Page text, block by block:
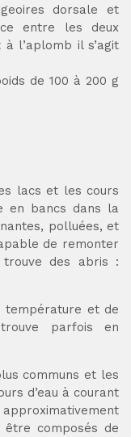
dorsale et
entre les deux
l’aplomb il s’agit
de 100 à 200 g
lacs et les cours
en bancs dans la
polluées, et
de remonter
trouve des abris :
température et de
parfois en
communs et les
d’eau à courant
approximativement
composés de